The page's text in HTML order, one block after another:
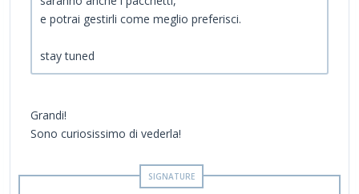
e potrai gestirli come meglio preferisci.
stay tuned
Grandi!
Sono curiosissimo di vederla!